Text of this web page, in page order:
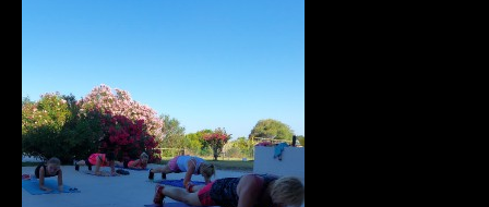
CENÍK
ONLINE LEKCE CVIČENÍ